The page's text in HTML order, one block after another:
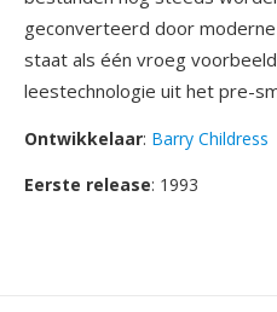
geconverteerd door
staat als één vroeg
leestechnologie uit het pre-
Ontwikkelaar: Barry Childress
Eerste release: 1993